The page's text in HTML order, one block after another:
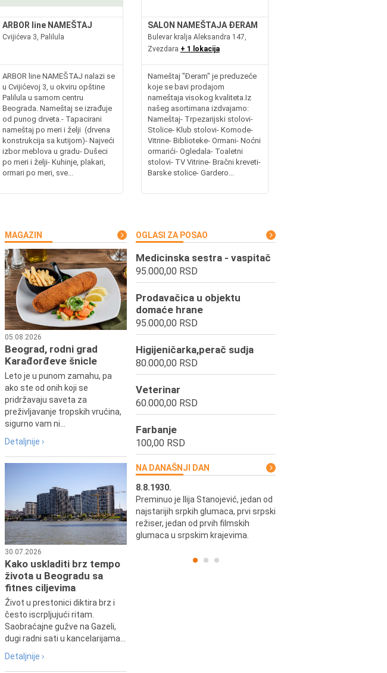
ARBOR line NAMEŠTAJ
Cvijićeva 3, Palilula
ARBOR line NAMEŠTAJ nalazi se
u Cvijićevoj 3, u okviru opštine
Palilula u samom centru
Beograda. Nameštaj se izrađuje
od punog drveta.- Tapacirani
nameštaj po meri i želji (drvena
konstrukcija sa kutijom)- Najveći
izbor meblova u gradu- Dušeci
po meri i želji- Kuhinje, plakari,
ormari po meri, sve...
SALON NAMEŠTAJA ĐERAM
Bulevar kralja Aleksandra 147,
Zvezdara + 1 lokacija
Nameštaj "Đeram" je preduzeće
koje se bavi prodajom
nameštaja visokog kvaliteta.Iz
našeg asortimana izdvajamo:
Nameštaj- Trpezarijski stolovi-
Stolice- Klub stolovi- Komode-
Vitrine- Biblioteke- Ormani- Noćni
ormarići- Ogledala- Toaletni
stolovi- TV Vitrine- Bračni kreveti-
Barske stolice- Gardero...
MAGAZIN
05.08.2026
Beograd, rodni grad
Karađorđeve šnicle
Leto je u punom zamahu, pa
ako ste od onih koji se
pridržavaju saveta za
preživljavanje tropskih vrućina,
sigurno vam ni...
Detaljnije ›
30.07.2026
Kako uskladiti brz tempo
života u Beogradu sa
fitnes ciljevima
Život u prestonici diktira brz i
često iscrpljujući ritam.
Saobraćajne gužve na Gazeli,
dugi radni sati u kancelarijama...
Detaljnije ›
OGLASI ZA POSAO
Medicinska sestra - vaspitač
95.000,00 RSD
Prodavačica u objektu
domaće hrane
95.000,00 RSD
Higijeničarka,perač sudja
80.000,00 RSD
Veterinar
60.000,00 RSD
Farbanje
100,00 RSD
NA DANAŠNJI DAN
Preminuo je Dejan Kosanović,
istoričar filma, filmski reditelj,
profesor i dekan Fakulteta dramskih
umetnosti u Beogradu.
8.8.1930.
Preminuo je Ilija Stanojević, jedan od
najstarijih srpkih glumaca, prvi srpski
režiser, jedan od prvih filmskih
glumaca u srpskim krajevima.